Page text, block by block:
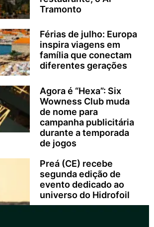
Tramonto
Férias de julho: Europa
inspira viagens em
família que conectam
diferentes gerações
Agora é “Hexa”: Six
Wowness Club muda
de nome para
campanha publicitária
durante a temporada
de jogos
Preá (CE) recebe
segunda edição de
evento dedicado ao
universo do Hidrofoil